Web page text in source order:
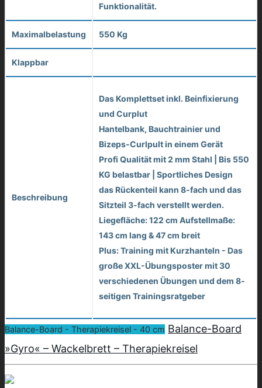
Funktionalität.
Maximalbelastung 550 Kg
Klappbar
Beschreibung
Das Komplettset inkl. Beinfixierung
und Curplut
Hantelbank, Bauchtrainier und
Bizeps-Curlpult in einem Gerät
Profi Qualität mit 2 mm Stahl | Bis 550
KG belastbar | Sportliches Design
das Rückenteil kann 8-fach und das
Sitzteil 3-fach verstellt werden.
Liegefläche: 122 cm Aufstellmaße:
143 cm lang & 47 cm breit
Plus: Training mit Kurzhanteln - Das
große XXL-Übungsposter mit 30
verschiedenen Übungen und dem 8-
seitigen Trainingsratgeber
Balance-Board - Therapiekreisel - 40 cm Balance-Board
»Gyro« – Wackelbrett – Therapiekreisel